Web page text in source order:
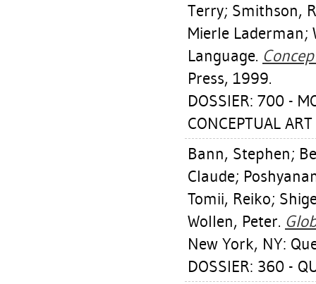
Terry; Smithson,
Mierle Laderman;
Language.
Press, 1999.
DOSSIER: 700 -
CONCEPTUAL ART
Bann, Stephen;
Claude;
Tomii, Reiko;
Wollen, Peter.
New York, NY:
DOSSIER: 360 -